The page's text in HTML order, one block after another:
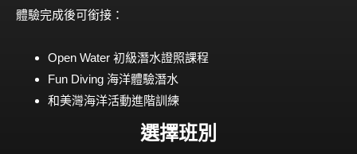
體驗完成後可銜接：
Open Water 初級潛水證照課程
Fun Diving 海洋體驗潛水
和美灣海洋活動進階訓練
選擇班別